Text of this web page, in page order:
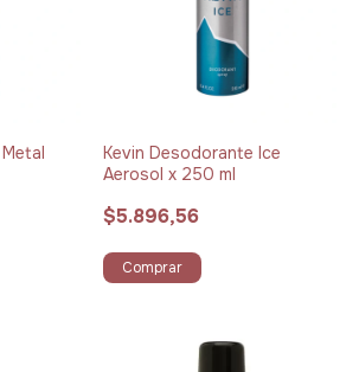
Kevin Desodorante Ice
Aerosol x 250 ml
$5.896,56
Comprar